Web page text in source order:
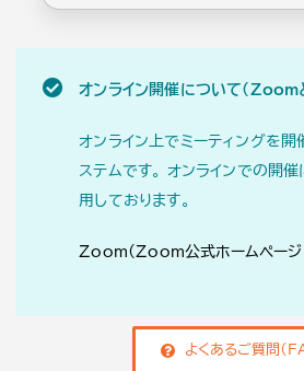
オンライン開催について（Zoom
オンライン上でミーティングを
ステムです。 オンラインでの開
用しております。
Zoom(Zoom公式ホームペー
よくあるご質問（